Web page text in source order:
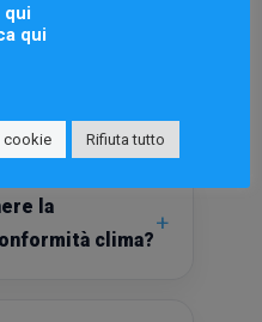
tra libretto di
la
clima?
+
qui
qui
cookie Rifiuta tutto